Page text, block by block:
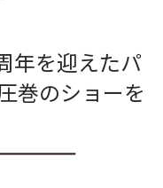
年を迎えたパ
巻のショーを